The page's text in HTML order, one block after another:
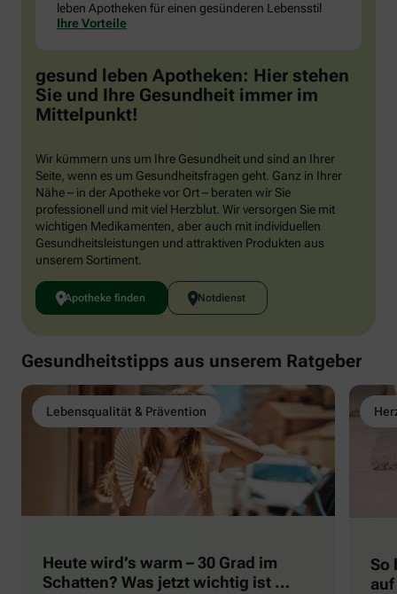
gesund leben Apotheken: Hier stehen
Sie und Ihre Gesundheit immer im
Mittelpunkt!
Wir kümmern uns um Ihre Gesundheit und sind an Ihrer
Seite, wenn es um Gesundheitsfragen geht. Ganz in Ihrer
Nähe – in der Apotheke vor Ort – beraten wir Sie
professionell und mit viel Herzblut. Wir versorgen Sie mit
wichtigen Medikamenten, aber auch mit individuellen
Gesundheitsleistungen und attraktiven Produkten aus
unserem Sortiment.
Apotheke finden Notdienst
leben Apotheken für einen gesünderen Lebensstil
Ihre Vorteile
Gesundheitstipps aus unserem Ratgeber
Lebensqualität & Prävention
Heute wird’s warm – 30 Grad im
Schatten? Was jetzt wichtig ist …
So